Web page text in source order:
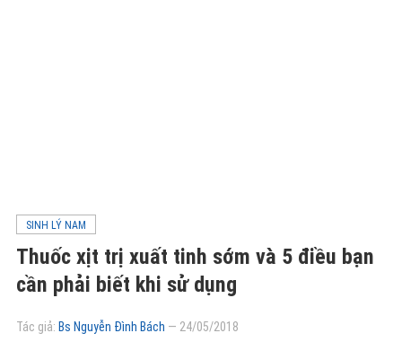
SINH LÝ NAM
Thuốc xịt trị xuất tinh sớm và 5 điều bạn
cần phải biết khi sử dụng
Tác giả: Bs Nguyễn Đình Bách — 24/05/2018